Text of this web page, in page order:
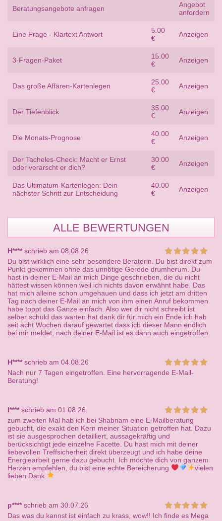
Beratungsangebote anfragen
Angebot
anfordern
Eine Frage - Klartext Antwort
5.00
€
Anzeigen
3-Fragen-Paket
15.00
€
Anzeigen
Das große Affären-Kartenlegen
25.00
€
Anzeigen
Der Tiefenblick
35.00
€
Anzeigen
Die Monats-Prognose
40.00
€
Anzeigen
Der Tacheles-Check: Macht er Ernst
oder verarscht er dich?
30.00
€
Anzeigen
Das Ultimatum-Kartenlegen: Dein
nächster Schritt zur Entscheidung
40.00
€
Anzeigen
ALLE BEWERTUNGEN
H****schrieb am 08.08.26
Du bist wirklich eine sehr besondere Beraterin. Du bist direkt zum
Punkt gekommen ohne das unnötige Gerede drumherum. Du
hast in deiner E-Mail an mich Dinge geschrieben, die du nicht
hättest wissen können weil ich nichts davon erwähnt habe. Das
hat mich alleine schon umgehauen und dass ich jetzt am dritten
Tag nach deiner E-Mail an mich von ihm einen Anruf bekommen
habe toppt das Ganze einfach. Also wer dir nicht schreibt ist
selber schuld das warten hat dank dir für mich ein Ende ich hab
seit acht Wochen darauf gewartet dass ich dieser Mann endlich
bei mir meldet, nach deiner E-Mail ist es dann auch eingetroffen.
H****schrieb am 04.08.26
Nach nur 7 Tagen eingetroffen. Eine hervorragende E-Mail-
Beratung!
I****schrieb am 01.08.26
zum zweiten Mal hab ich bei Shabnam eine E-Mailberatung
gebucht, die exakt den Kern meiner Situation getroffen hat. Dazu
ist sie ausgesprochen detailliert, aussagekräftig und
berücksichtigt jede einzelne Facette. Du hast mich mit deiner
liebevollen Treffsicherheit direkt überzeugt und ich habe deine
Energiearbeit gerne dazu gebucht. Ich möchte dich von ganzem
Herzen empfehlen, du bist eine echte Bereicherung
vielen
lieben Dank
p****schrieb am 30.07.26
Das was du kannst ist einfach zu krass, wow!! Ich finde es Mega